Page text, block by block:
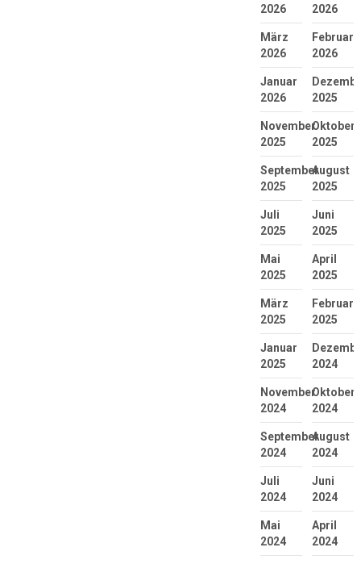
2026 2026
März
2026
Februar
2026
Januar
2026
2025
November
2025
Oktober
2025
September
2025
August
2025
Juli
2025
Juni
2025
Mai
2025
April
2025
März
2025
Februar
2025
Januar
2025
2024
November
2024
Oktober
2024
September
2024
August
2024
Juli
2024
Juni
2024
Mai
2024
April
2024